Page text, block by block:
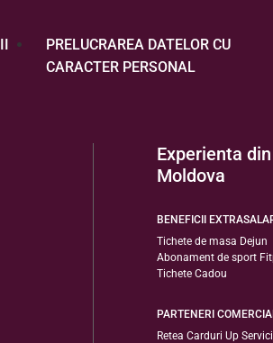
PRELUCRAREA DATELOR CU
CARACTER PERSONAL
Experienta
Moldova
BENEFICII
Tichete de masa Dejun
Abonament de sport
Tichete Cadou
PARTENERI
Retea Carduri Up